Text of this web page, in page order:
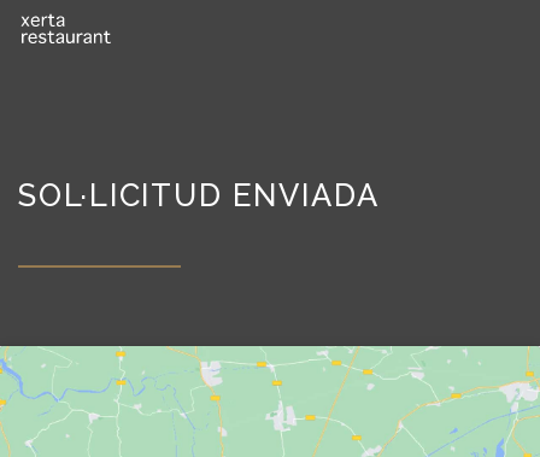
SOL·LICITUD ENVIADA